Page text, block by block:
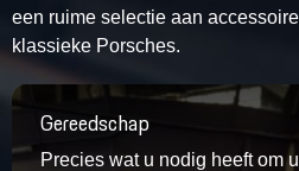
een ruime selectie aan
klassieke Porsches.
Gereedschap
Precies wat u nodig heeft om